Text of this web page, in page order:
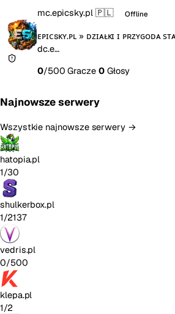
mc.epicsky.pl 🇵🇱 Offline
ᴇᴘɪᴄsᴋʏ.ᴘʟ » ᴅᴢɪᴀᴌᴋɪ ɪ ᴘʀᴢʏɢᴏᴅᴀ
dc.e…
0/500 Gracze 0Głosy
Najnowsze serwery
Wszystkie najnowsze serwery →
hatopia.pl
1/30
shulkerbox.pl
1/2137
vedris.pl
0/500
klepa.pl
1/2